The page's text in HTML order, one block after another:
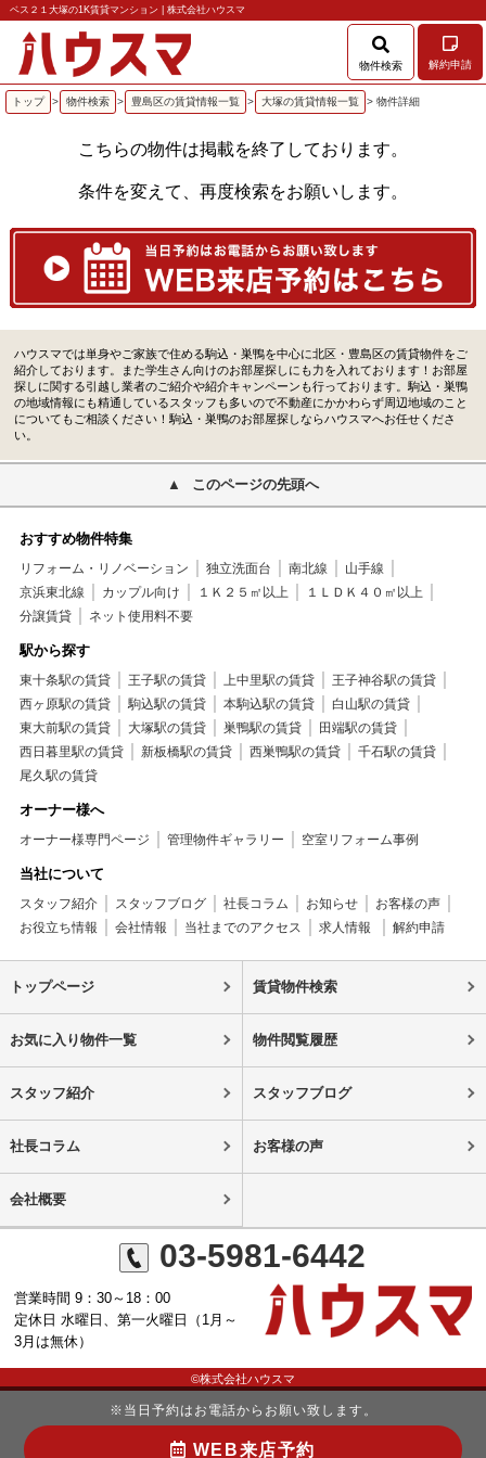
ベス２１大塚の1K賃貸マンション | 株式会社ハウスマ
物件検索 解約申請
トップ > 物件検索 > 豊島区の賃貸情報一覧 > 大塚の賃貸情報一覧 > 物件詳細
こちらの物件は掲載を終了しております。
条件を変えて、再度検索をお願いします。
ハウスマでは単身やご家族で住める駒込・巣鴨を中心に北区・豊島区の賃貸物件をご
紹介しております。また学生さん向けのお部屋探しにも力を入れております！お部屋
探しに関する引越し業者のご紹介や紹介キャンペーンも行っております。駒込・巣鴨
の地域情報にも精通しているスタッフも多いので不動産にかかわらず周辺地域のこと
についてもご相談ください！駒込・巣鴨のお部屋探しならハウスマへお任せくださ
い。
このページの先頭へ
おすすめ物件特集
リフォーム・リノベーション 独立洗面台 南北線
山手線
京浜東北線
カップル向け １Ｋ２５㎡以上
１ＬＤＫ４０㎡以上
分譲賃貸
ネット使用料不要
駅から探す
東十条駅の賃貸 王子駅の賃貸 上中里駅の賃貸
王子神谷駅の賃貸
西ヶ原駅の賃貸
駒込駅の賃貸 本駒込駅の賃貸
白山駅の賃貸
東大前駅の賃貸
大塚駅の賃貸 巣鴨駅の賃貸
田端駅の賃貸
西日暮里駅の賃貸
新板橋駅の賃貸 西巣鴨駅の賃貸
千石駅の賃貸
尾久駅の賃貸
オーナー様へ
オーナー様専門ページ 管理物件ギャラリー 空室リフォーム事例
当社について
スタッフ紹介 スタッフブログ 社長コラム お知らせ
お客様の声
お役立ち情報
会社情報 当社までのアクセス 求人情報 解約申請
トップページ 賃貸物件検索
お気に入り物件一覧 物件閲覧履歴
スタッフ紹介 スタッフブログ
社長コラム お客様の声
会社概要
03-5981-6442
営業時間 9：30～18：00
定休日 水曜日、第一火曜日（1月～
3月は無休）
©株式会社ハウスマ
※当日予約はお電話からお願い致します。
WEB来店予約